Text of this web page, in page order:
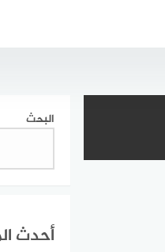
البحث
أحدث